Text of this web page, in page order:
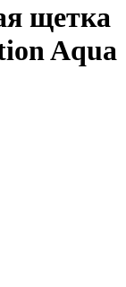
щетка
Aqua